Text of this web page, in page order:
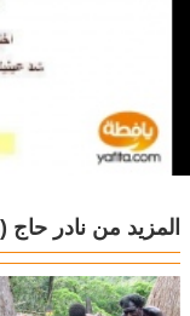
المزيد من نادر حاج (48 مشاركة)